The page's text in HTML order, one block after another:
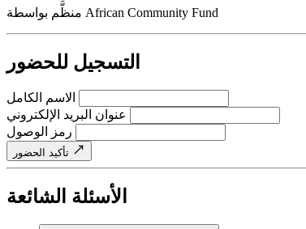
African Community Fund
التسجيل للحضور
الاسم الكامل
عنوان البريد الإلكتروني
رمز الوصول
تأكيد الحضور
الأسئلة الشائعة